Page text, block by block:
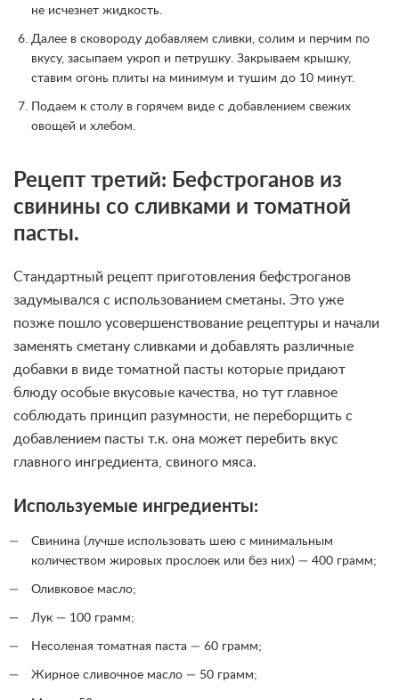
не исчезнет жидкость.
Далее в сковороду добавляем сливки, солим и перчим по
вкусу, засыпаем укроп и петрушку. Закрываем крышку,
ставим огонь плиты на минимум и тушим до 10 минут.
Подаем к столу в горячем виде с добавлением свежих
овощей и хлебом.
Рецепт третий: Бефстроганов из
свинины со сливками и томатной
пасты.
Стандартный рецепт приготовления бефстроганов
задумывался с использованием сметаны. Это уже
позже пошло усовершенствование рецептуры и начали
заменять сметану сливками и добавлять различные
добавки в виде томатной пасты которые придают
блюду особые вкусовые качества, но тут главное
соблюдать принцип разумности, не переборщить с
добавлением пасты т.к. она может перебить вкус
главного ингредиента, свиного мяса.
Используемые ингредиенты:
Свинина (лучше использовать шею с минимальным
количеством жировых прослоек или без них) — 400 грамм;
Оливковое масло;
Лук — 100 грамм;
Несоленая томатная паста — 60 грамм;
Жирное сливочное масло — 50 грамм;